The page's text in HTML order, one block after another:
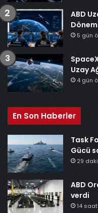
ABD
5 gün
Uzay
4 gün
En Son Haberler
Task
Gücü
29
ABD
verdi
14